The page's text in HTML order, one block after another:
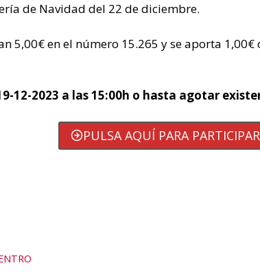
de Navidad del 22 de diciembre.
5,00€ en el número 15.265 y se aporta
12-2023 a las 15:00h o hasta agotar
PULSA AQUÍ PARA PARTICIPAR